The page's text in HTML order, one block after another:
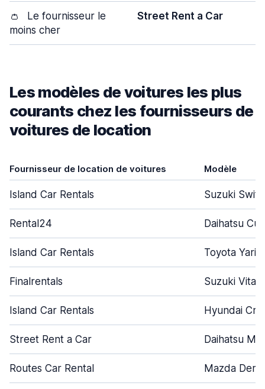
👛
Le fournisseur le
moins cher
Street Rent a Car
Les modèles de voitures les plus
courants chez les fournisseurs de
voitures de location
Fournisseur de location de voitures Modèle
Island Car Rentals Suzuki Swift
Rental24 Daihatsu
Island Car Rentals Toyota Yaris
Finalrentals Suzuki Vitara
Island Car Rentals Hyundai
Street Rent a Car Daihatsu
Routes Car Rental Mazda